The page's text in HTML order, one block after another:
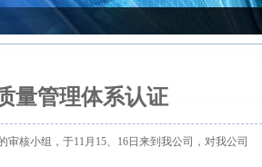
量管理体系认证
核小组，于11月15、16日来到我公司，对我公司